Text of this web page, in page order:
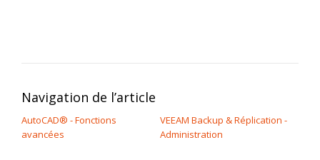
Navigation de l’article
AutoCAD® - Fonctions
avancées
VEEAM Backup & Réplication -
Administration